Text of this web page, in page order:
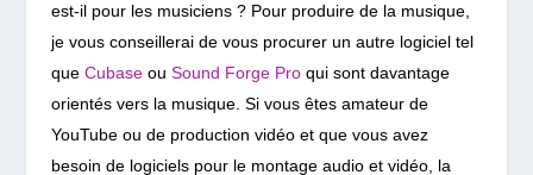
est-il pour les musiciens ? Pour produire de la musique,
je vous conseillerai de vous procurer un autre logiciel tel
que Cubaseou Sound Forge Proqui sont davantage
orientés vers la musique. Si vous êtes amateur de
YouTube ou de production vidéo et que vous avez
besoin de logiciels pour le montage audio et vidéo, la